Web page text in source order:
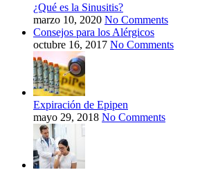
¿Qué es la Sinusitis?
marzo 10, 2020 No Comments
Consejos para los Alérgicos
octubre 16, 2017 No Comments
Expiración de Epipen
mayo 29, 2018 No Comments